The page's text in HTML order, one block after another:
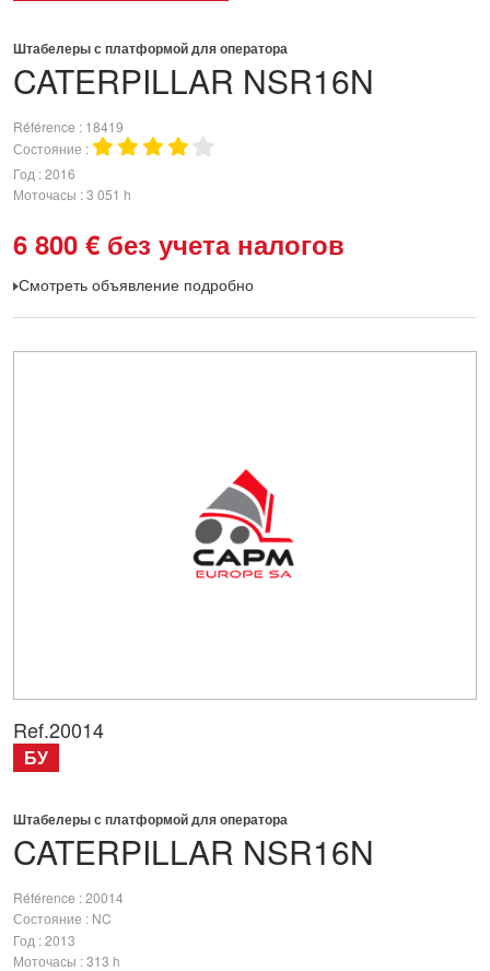
CATERPILLAR NSR16N
Штабелеры с платформой для оператора
Référence
18419
Состояние
Год 2016
Моточасы 3 051 h
6 800 € без учета налогов
Смотреть объявление подробно
CATERPILLAR NSR16N
Штабелеры с платформой для оператора
Référence 20014
Состояние
NC
Год 2013
Моточасы 313 h
Ref.20014
БУ